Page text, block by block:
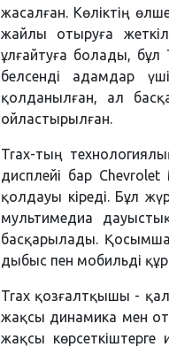
жасалған. Көліктің
жайлы отыруға
ұлғайтуға болады,
белсенді адамдар
қолданылған, ал
ойластырылған.
Trax-тың
дисплейі бар
қолдауы кіреді. Бұл
мультимедиа
басқарылады.
дыбыс пен мобильді
Trax қозғалтқышы -
жақсы динамика мен
жақсы